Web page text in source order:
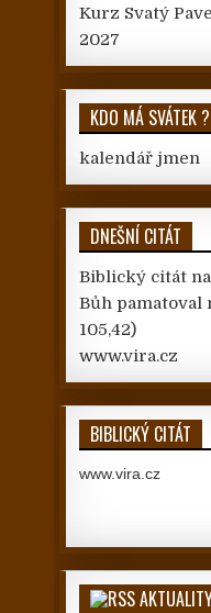
Kurz Svatý
2027
KDO MÁ SVÁTEK ?
kalendář jmen
DNEŠNÍ CITÁT
Biblický citát
Bůh pamatoval
105,42)
www.vira.cz
BIBLICKÝ CITÁT
www.vira.cz